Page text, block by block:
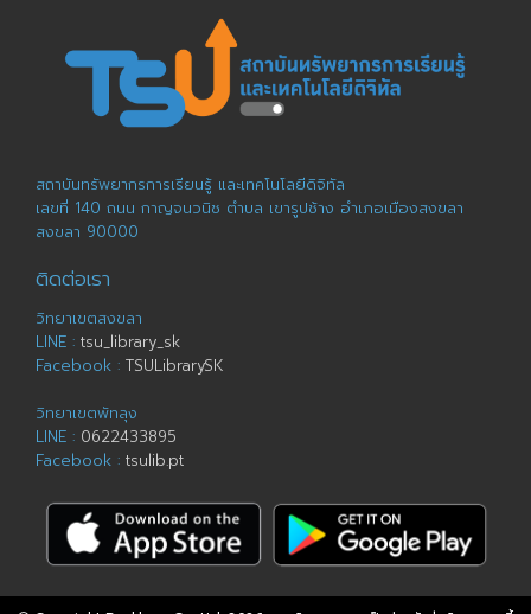
สถาบันทรัพยากรการเรียนรู้ และเทคโนโลยีดิจิทัล
เลขที่ 140 ถนน กาญจนวนิช ตำบล เขารูปช้าง อำเภอเมืองสงขลา
สงขลา 90000
ติดต่อเรา
วิทยาเขตสงขลา
LINE : tsu_library_sk
Facebook : TSULibrarySK
วิทยาเขตพัทลุง
LINE : 0622433895
Facebook : tsulib.pt